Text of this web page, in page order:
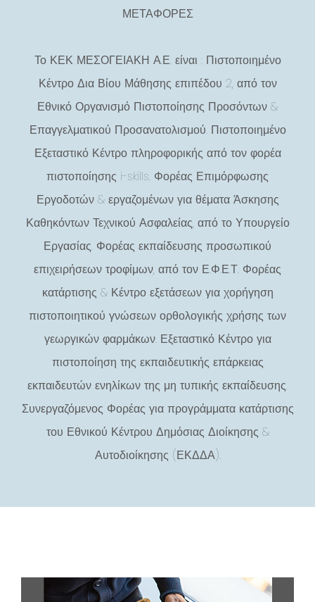
ΜΕΤΑΦΟΡΕΣ
Το ΚΕΚ ΜΕΣΟΓΕΙΑΚΗ Α.Ε. είναι : Πιστοποιημένο
Κέντρο Δια Βίου Μάθησης επιπέδου 2, από τον
Εθνικό Οργανισμό Πιστοποίησης Προσόντων &
Επαγγελματικού Προσανατολισμού. Πιστοποιημένο
Εξεταστικό Κέντρο πληροφορικής από τον φορέα
πιστοποίησης i-skills. Φορέας Επιμόρφωσης
Εργοδοτών & εργαζομένων για θέματα Άσκησης
Καθηκόντων Τεχνικού Ασφαλείας, από το Υπουργείο
Εργασίας. Φορέας εκπαίδευσης προσωπικού
επιχειρήσεων τροφίμων, από τον Ε.Φ.Ε.Τ. Φορέας
κατάρτισης & Κέντρο εξετάσεων για χορήγηση
πιστοποιητικού γνώσεων ορθολογικής χρήσης των
γεωργικών φαρμάκων. Εξεταστικό Κέντρο για
πιστοποίηση της εκπαιδευτικής επάρκειας
εκπαιδευτών ενηλίκων της μη τυπικής εκπαίδευσης.
Συνεργαζόμενος Φορέας για προγράμματα κατάρτισης
του Εθνικού Κέντρου Δημόσιας Διοίκησης &
Αυτοδιοίκησης (ΕΚΔΔΑ).